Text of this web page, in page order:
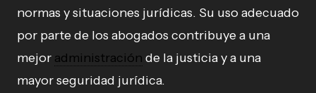
normas y situaciones jurídicas. Su uso adecuado
por parte de los abogados contribuye a una
mejor administración de la justicia y a una
mayor seguridad jurídica.